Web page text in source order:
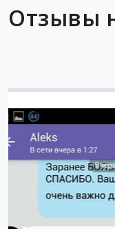
Отзывы